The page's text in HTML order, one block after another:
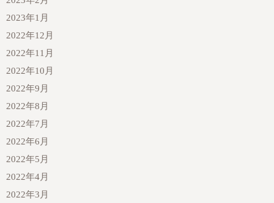
2023年1月
2022年12月
2022年11月
2022年10月
2022年9月
2022年8月
2022年7月
2022年6月
2022年5月
2022年4月
2022年3月